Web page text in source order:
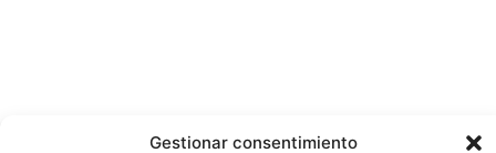
Gestionar consentimiento